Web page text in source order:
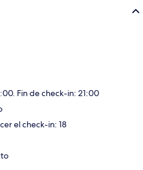
Fin de check-in: 21:00
el check-in: 18